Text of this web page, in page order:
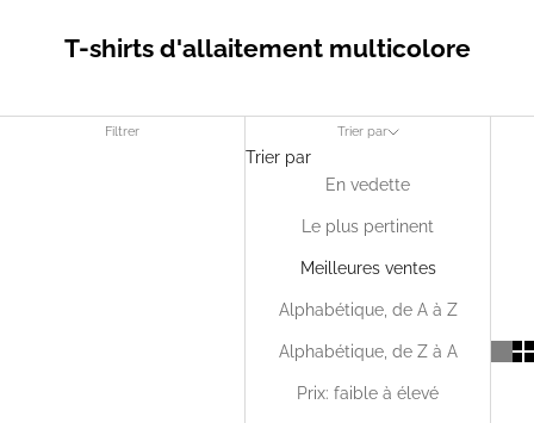
T-shirts d'allaitement multicolore
Filtrer Trier par
Trier par
En vedette
Le plus pertinent
Meilleures ventes
Alphabétique, de A à Z
Alphabétique, de Z à A
Prix: faible à élevé